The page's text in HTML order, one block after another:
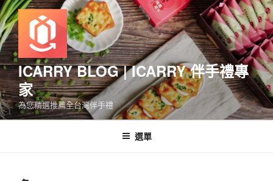
跳
至
主
要
內
容
ICARRY BLOG | ICARRY 伴手禮專
家
為您精選推薦全台灣伴手禮
選單